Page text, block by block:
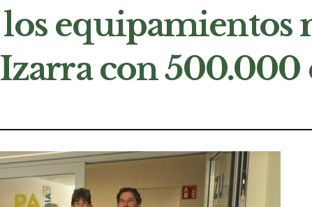
equipamientos
con 500.000